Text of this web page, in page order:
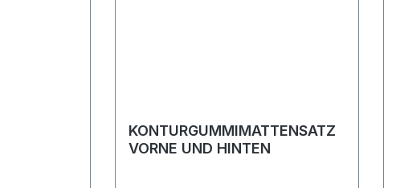
KONTURGUMMIMATTENSATZ
VORNE UND HINTEN